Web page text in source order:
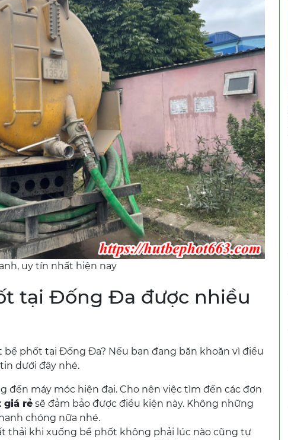
uy tín nhất hiện nay
tại Đống Đa được nhiều
bể phốt tại Đống Đa? Nếu bạn đang băn khoăn vì điều
dưới đây nhé.
đến máy móc hiện đại. Cho nên việc tìm đến các đơn
giá rẻ sẽ đảm bảo được điều kiện này. Không những
chóng nữa nhé.
thải khi xuống bể phốt không phải lúc nào cũng tự